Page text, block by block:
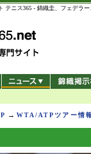
テニス365 - 錦織圭、フェデラ
→WTA/ATPツアー情報